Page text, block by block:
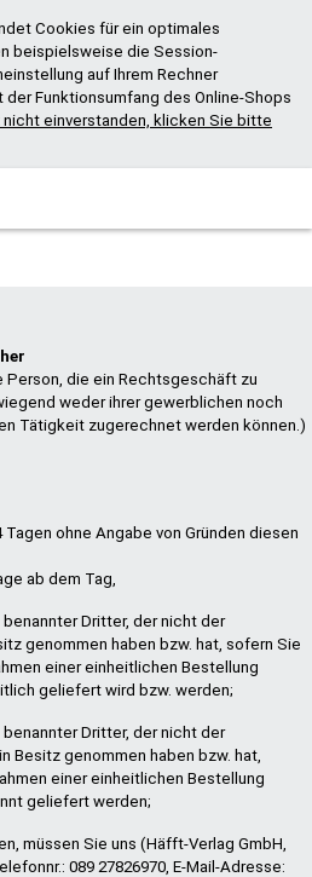
Cookies für ein optimales
beispielsweise die Session-
auf Ihrem Rechner
Funktionsumfang des Online-Shops
nicht einverstanden, klicken Sie bitte
die ein Rechtsgeschäft zu
weder ihrer gewerblichen noch
Tätigkeit zugerechnet werden können.)
ohne Angabe von Gründen diesen
ab dem Tag,
Dritter, der nicht der
genommen haben bzw. hat, sofern Sie
einer einheitlichen Bestellung
geliefert wird bzw. werden;
Dritter, der nicht der
Besitz genommen haben bzw. hat,
einer einheitlichen Bestellung
geliefert werden;
müssen Sie uns (Häfft-Verlag GmbH,
089 27826970, E-Mail-Adresse: